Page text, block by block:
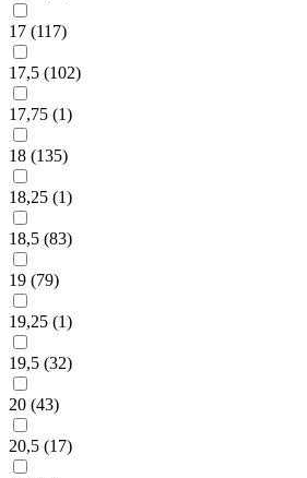
17 (117)
17,5 (102)
17,75 (1)
18 (135)
18,25 (1)
18,5 (83)
19 (79)
19,25 (1)
19,5 (32)
20 (43)
20,5 (17)